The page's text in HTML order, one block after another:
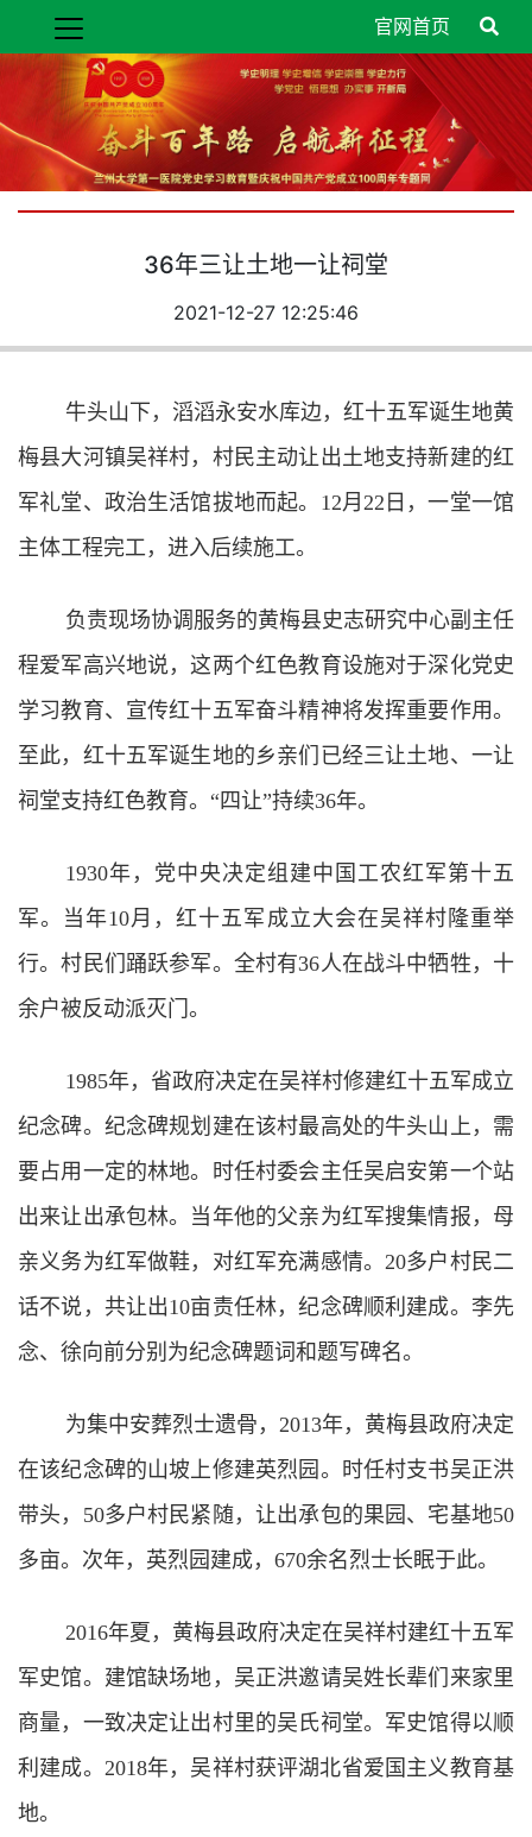
官网首页
36年三让土地一让祠堂
2021-12-27 12:25:46
牛头山下，滔滔永安水库边，红十五军诞生地黄
梅县大河镇吴祥村，村民主动让出土地支持新建的红
军礼堂、政治生活馆拔地而起。12月22日，一堂一馆
主体工程完工，进入后续施工。
负责现场协调服务的黄梅县史志研究中心副主任
程爱军高兴地说，这两个红色教育设施对于深化党史
学习教育、宣传红十五军奋斗精神将发挥重要作用。
至此，红十五军诞生地的乡亲们已经三让土地、一让
祠堂支持红色教育。“四让”持续36年。
1930年，党中央决定组建中国工农红军第十五
军。当年10月，红十五军成立大会在吴祥村隆重举
行。村民们踊跃参军。全村有36人在战斗中牺牲，十
余户被反动派灭门。
1985年，省政府决定在吴祥村修建红十五军成立
纪念碑。纪念碑规划建在该村最高处的牛头山上，需
要占用一定的林地。时任村委会主任吴启安第一个站
出来让出承包林。当年他的父亲为红军搜集情报，母
亲义务为红军做鞋，对红军充满感情。20多户村民二
话不说，共让出10亩责任林，纪念碑顺利建成。李先
念、徐向前分别为纪念碑题词和题写碑名。
为集中安葬烈士遗骨，2013年，黄梅县政府决定
在该纪念碑的山坡上修建英烈园。时任村支书吴正洪
带头，50多户村民紧随，让出承包的果园、宅基地50
多亩。次年，英烈园建成，670余名烈士长眠于此。
2016年夏，黄梅县政府决定在吴祥村建红十五军
军史馆。建馆缺场地，吴正洪邀请吴姓长辈们来家里
商量，一致决定让出村里的吴氏祠堂。军史馆得以顺
利建成。2018年，吴祥村获评湖北省爱国主义教育基
地。